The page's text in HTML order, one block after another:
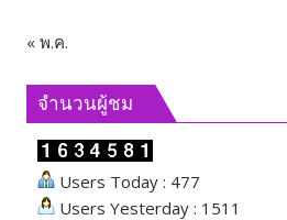
« พ.ค.
จำนวนผู้ชม
Users Today : 477
Users Yesterday : 1511